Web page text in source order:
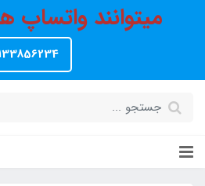
میتوانند